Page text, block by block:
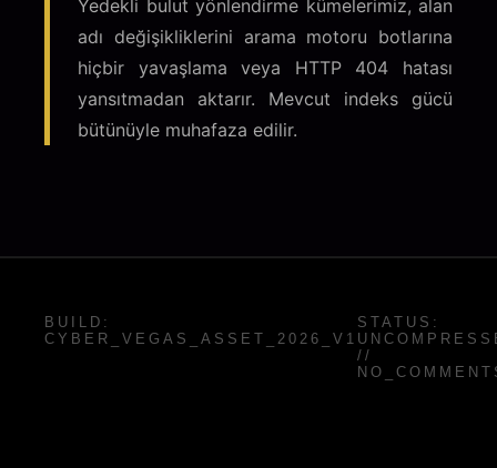
Yedekli bulut yönlendirme kümelerimiz, alan
adı değişikliklerini arama motoru botlarına
hiçbir yavaşlama veya HTTP 404 hatası
yansıtmadan aktarır. Mevcut indeks gücü
bütünüyle muhafaza edilir.
BUILD:
CYBER_VEGAS_ASSET_2026_V1
STATUS:
//